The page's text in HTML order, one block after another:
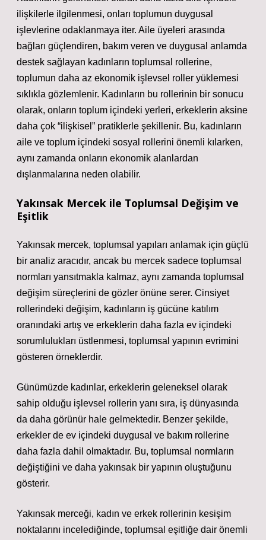
ilişkilerle ilgilenmesi, onları toplumun duygusal
işlevlerine odaklanmaya iter. Aile üyeleri arasında
bağları güçlendiren, bakım veren ve duygusal anlamda
destek sağlayan kadınların toplumsal rollerine,
toplumun daha az ekonomik işlevsel roller yüklemesi
sıklıkla gözlemlenir. Kadınların bu rollerinin bir sonucu
olarak, onların toplum içindeki yerleri, erkeklerin aksine
daha çok “ilişkisel” pratiklerle şekillenir. Bu, kadınların
aile ve toplum içindeki sosyal rollerini önemli kılarken,
aynı zamanda onların ekonomik alanlardan
dışlanmalarına neden olabilir.
Yakınsak Mercek ile Toplumsal Değişim ve
Eşitlik
Yakınsak mercek, toplumsal yapıları anlamak için güçlü
bir analiz aracıdır, ancak bu mercek sadece toplumsal
normları yansıtmakla kalmaz, aynı zamanda toplumsal
değişim süreçlerini de gözler önüne serer. Cinsiyet
rollerindeki değişim, kadınların iş gücüne katılım
oranındaki artış ve erkeklerin daha fazla ev içindeki
sorumlulukları üstlenmesi, toplumsal yapının evrimini
gösteren örneklerdir.
Günümüzde kadınlar, erkeklerin geleneksel olarak
sahip olduğu işlevsel rollerin yanı sıra, iş dünyasında
da daha görünür hale gelmektedir. Benzer şekilde,
erkekler de ev içindeki duygusal ve bakım rollerine
daha fazla dahil olmaktadır. Bu, toplumsal normların
değiştiğini ve daha yakınsak bir yapının oluştuğunu
gösterir.
Yakınsak merceği, kadın ve erkek rollerinin kesişim
noktalarını incelediğinde, toplumsal eşitliğe dair önemli